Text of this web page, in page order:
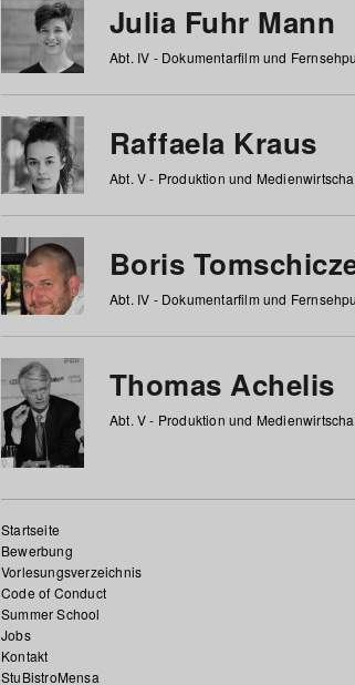
Julia Fuhr Mann
Abt. IV - Dokumentarfilm und
Raffaela Kraus
Abt. V - Produktion und
Boris
Abt. IV - Dokumentarfilm und
Thomas Achelis
Abt. V - Produktion und
Startseite
Bewerbung
Vorlesungsverzeichnis
Code of Conduct
Summer School
Jobs
Kontakt
StuBistroMensa